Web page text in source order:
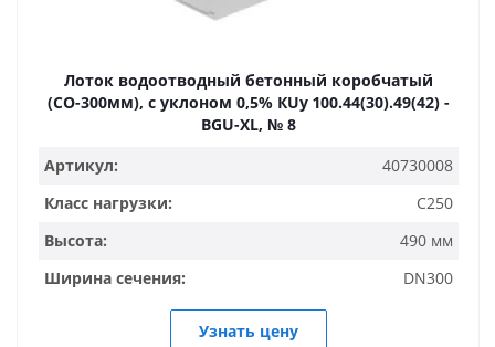
Лоток водоотводный бетонный коробчатый
(СО-300мм), с уклоном 0,5% КUу 100.44(30).49(42) -
BGU-XL, № 8
Артикул:
40730008
Класс нагрузки:
C250
Высота:
490 мм
Ширина сечения:
DN300
Узнать цену